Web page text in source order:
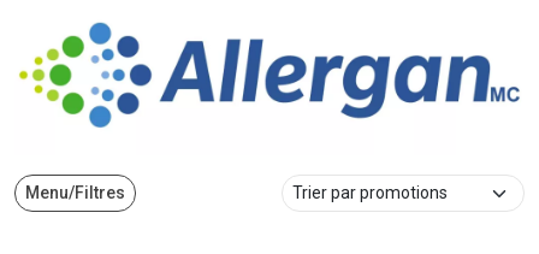
Menu/Filtres